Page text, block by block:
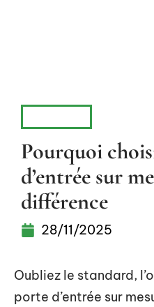
Pourquoi
d’entrée sur
différence
28/11/2025
Oubliez le standard,
porte d’entrée sur